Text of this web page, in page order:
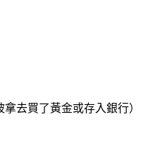
去買了黃金或存入銀行